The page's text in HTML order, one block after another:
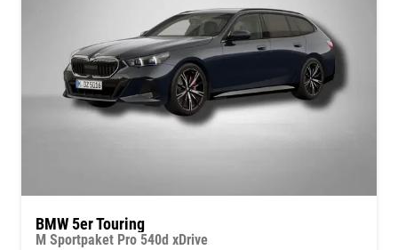
BMW 5er Touring
M Sportpaket Pro 540d xDrive